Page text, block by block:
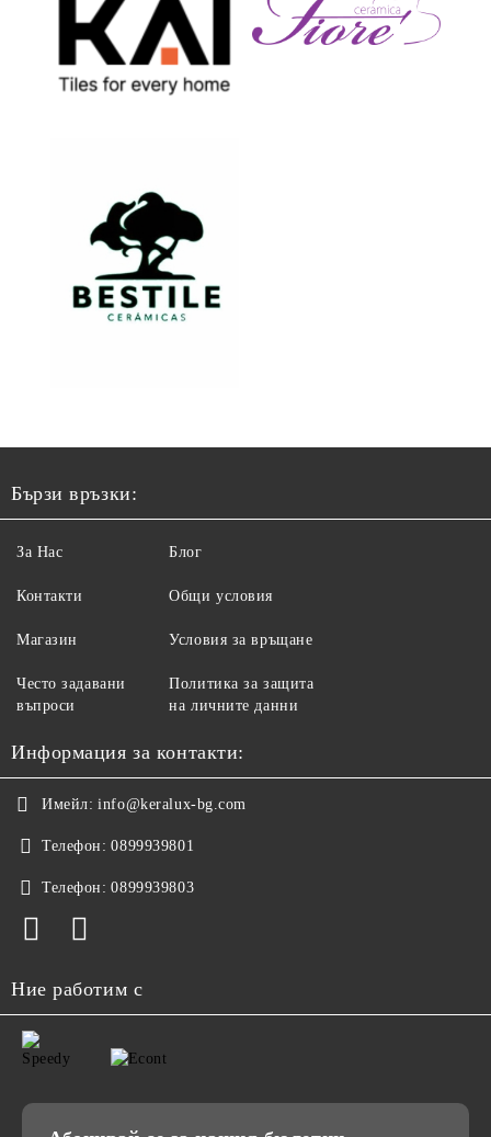
Бързи връзки:
За Нас
Контакти
Магазин
Често задавани
въпроси
Блог
Общи условия
Условия за връщане
Политика за защита
на личните данни
Информация за контакти:
Имейл: info@keralux-bg.com
Телефон: 0899939801
Телефон: 0899939803
Ние работим с